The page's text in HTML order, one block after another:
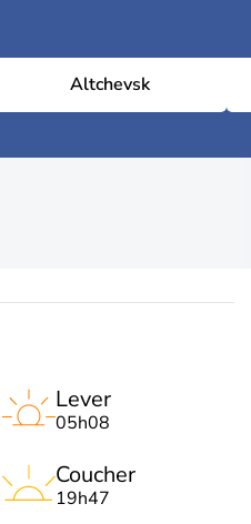
Altchevsk
Lever
05h08
Coucher
19h47